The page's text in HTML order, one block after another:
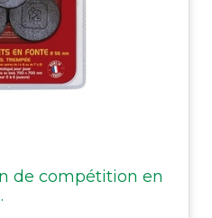
de compétition en